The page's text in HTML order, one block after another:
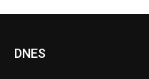
DNES